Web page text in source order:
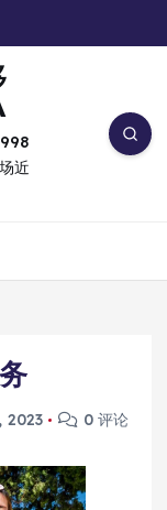
近
2023 0 评论